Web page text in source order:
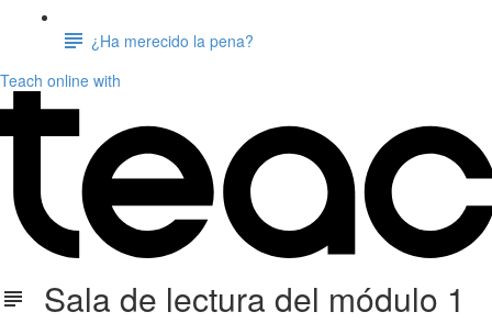
¿Ha merecido la pena?
Teach online with
Sala de lectura del módulo 1